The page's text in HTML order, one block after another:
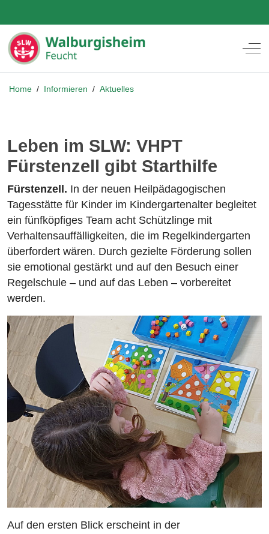
Home / Informieren / Aktuelles
Leben im SLW: VHPT
Fürstenzell gibt Starthilfe
Fürstenzell. In der neuen Heilpädagogischen
Tagesstätte für Kinder im Kindergartenalter begleitet
ein fünfköpfiges Team acht Schützlinge mit
Verhaltensauffälligkeiten, die im Regelkindergarten
überfordert wären. Durch gezielte Förderung sollen
sie emotional gestärkt und auf den Besuch einer
Regelschule – und auf das Leben – vorbereitet
werden.
Auf den ersten Blick erscheint in der